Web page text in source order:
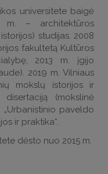
universitete baigė
m. – architektūros
studijas. 2008
fakultetą Kultūros
2013 m. įgijo
2019 m. Vilniaus
mokslų istorijos ir
(mokslinė
paveldo
ir praktika“.
dėsto nuo 2015 m.